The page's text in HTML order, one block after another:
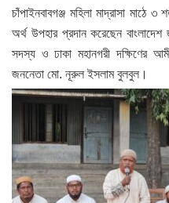
চাঁপাইনবাবগঞ্জ মহিলা মাদ্রাসা মাঠে
অর্থ উপহার প্রদান করেছেন বাংলাদেশ
সদস্য ও ঢাকা মহানগরী দক্ষিণের
জননেতা মো. নূরুল ইসলাম বুলবুল।